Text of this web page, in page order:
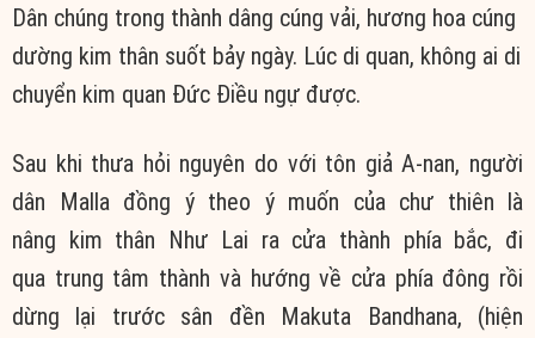
Dân chúng trong thành dâng cúng vải, hương hoa cúng
dường kim thân suốt bảy ngày. Lúc di quan, không ai di
chuyển kim quan Đức Điều ngự được.
Sau khi thưa hỏi nguyên do với tôn giảA-nan, người
dân Malla đồng ýtheo ý muốn của chư thiên là
nâng kim thân Như Lai ra cửa thành phía bắc, đi
qua trung tâm thành và hướng về cửa phía đông rồi
dừng lại trước sân đền Makuta Bandhana, (hiện